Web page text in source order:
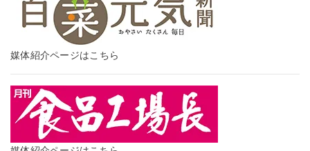
媒体紹介ページはこちら